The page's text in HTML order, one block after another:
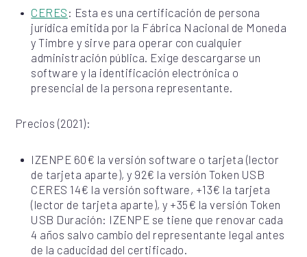
CERES : Esta es una certificación de persona
jurídica emitida por la Fábrica Nacional de Moneda
y Timbre y sirve para operar con cualquier
administración pública. Exige descargarse un
software y la identificación electrónica o
presencial de la persona representante.
Precios (2021):
IZENPE 60€ la versión software o tarjeta (lector
de tarjeta aparte), y 92€ la versión Token USB
CERES 14€ la versión software, +13€ la tarjeta
(lector de tarjeta aparte), y +35€ la versión Token
USB Duración: IZENPE se tiene que renovar cada
4 años salvo cambio del representante legal antes
de la caducidad del certificado.